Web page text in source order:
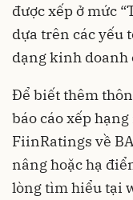
được xếp ở mức
dựa trên các yếu
dạng kinh doanh
Để biết thêm
báo cáo xếp
FiinRatings về
nâng hoặc hạ
lòng tìm hiểu tại